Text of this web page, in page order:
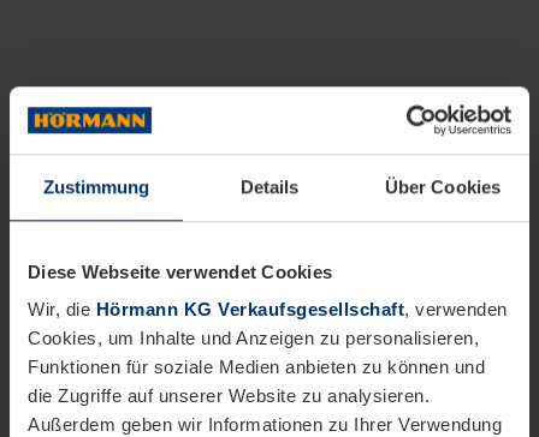
Zustimmung Details Über Cookies
Diese Webseite verwendet Cookies
Wir, die Hörmann KG Verkaufsgesellschaft, verwenden
Cookies, um Inhalte und Anzeigen zu personalisieren,
Funktionen für soziale Medien anbieten zu können und
die Zugriffe auf unserer Website zu analysieren.
Außerdem geben wir Informationen zu Ihrer Verwendung